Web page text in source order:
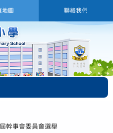
地圖 聯絡我們
幹事會委員會選舉